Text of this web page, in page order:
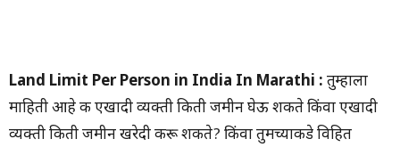
Land Limit Per Person in India In Marathi : तुम्हाला
माहिती आहे की एखादी व्यक्ती किती जमीन घेऊ शकते किंवा एखादी
व्यक्ती किती जमीन खरेदी करू शकते? किंवा तुमच्याकडे विहित